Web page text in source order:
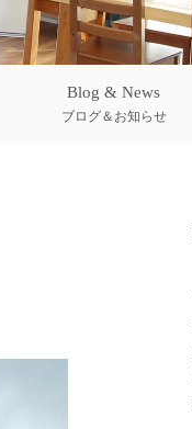
Blog & News
ブログ＆お知らせ